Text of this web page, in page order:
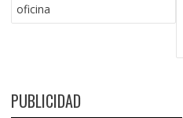
oficina
PUBLICIDAD